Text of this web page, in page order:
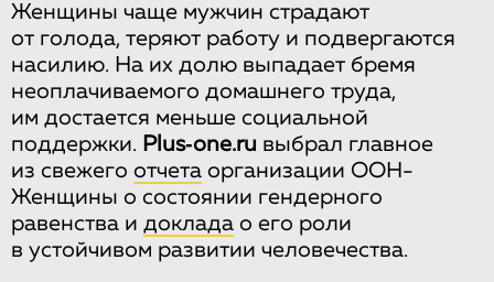
Женщины чаще мужчин страдают
от голода, теряют работу и подвергаются
насилию. На их долю выпадает бремя
неоплачиваемого домашнего труда,
им достается меньше социальной
поддержки. Plus‑one.ru выбрал главное
из свежего отчета организации ООН-
Женщины о состоянии гендерного
равенства и доклада о его роли
в устойчивом развитии человечества.